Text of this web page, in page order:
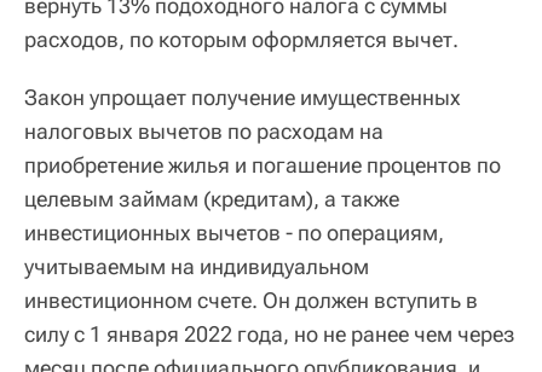
расходов, по которым оформляется вычет.
Закон упрощает получение имущественных
налоговых вычетов по расходам на
приобретение жилья и погашение процентов по
целевым займам (кредитам), а также
инвестиционных вычетов - по операциям,
учитываемым на индивидуальном
инвестиционном счете. Он должен вступить в
силу с 1 января 2022 года, но не ранее чем через